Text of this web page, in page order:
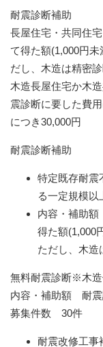
耐震診断補助
長屋住宅・共同住
て得た額(1,000円
だし、木造は精密診
木造長屋住宅か木
震診断に要した費
につき30,000円
耐震診断補助
特定既存耐
る一定規模以
内容・補助
得た額(1,000
ただし、木造
無料耐震診断※木
内容・補助額 耐震
募集件数 30件
耐震改修工